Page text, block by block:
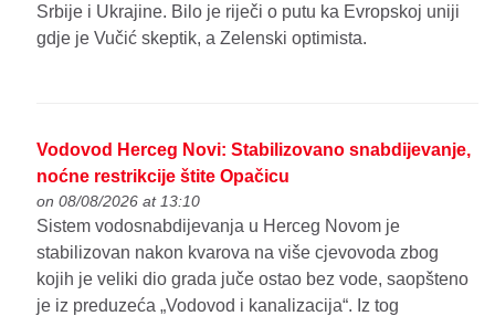
Srbije i Ukrajine. Bilo je riječi o putu ka Evropskoj uniji
gdje je Vučić skeptik, a Zelenski optimista.
Vodovod Herceg Novi: Stabilizovano snabdijevanje,
noćne restrikcije štite Opačicu
on 08/08/2026 at 13:10
Sistem vodosnabdijevanja u Herceg Novom je
stabilizovan nakon kvarova na više cjevovoda zbog
kojih je veliki dio grada juče ostao bez vode, saopšteno
je iz preduzeća „Vodovod i kanalizacija“. Iz tog